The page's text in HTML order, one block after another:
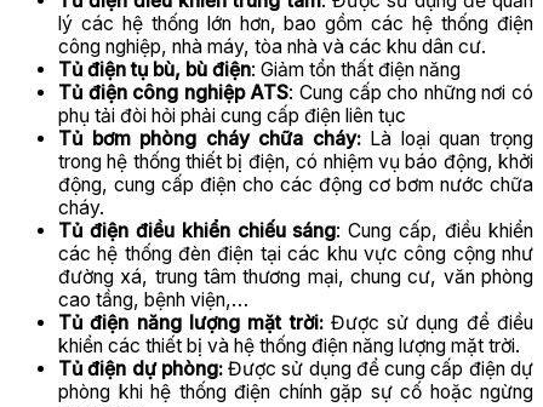
lý các hệ thống lớn hơn, bao gồm các hệ thống điện
công nghiệp, nhà máy, tòa nhà và các khu dân cư.
Tủ điện tụ bù, bù điện: Giảm tổn thất điện năng
Tủ điện công nghiệp ATS: Cung cấp cho những nơi có
phụ tải đòi hỏi phải cung cấp điện liên tục
Tủ bơm phòng cháy chữa cháy:Là loại quan trọng
trong hệ thống thiết bị điện, có nhiệm vụ báo động, khởi
động, cung cấp điện cho các động cơ bơm nước chữa
cháy.
Tủ điện điều khiển chiếu sáng: Cung cấp, điều khiển
các hệ thống đèn điện tại các khu vực công cộng như
đường xá, trung tâm thương mại, chung cư, văn phòng
cao tầng, bệnh viện,…
Tủ điện năng lượng mặt trời:Được sử dụng để điều
khiển các thiết bị và hệ thống điện năng lượng mặt trời.
Tủ điện dự phòng:Được sử dụng để cung cấp điện dự
phòng khi hệ thống điện chính gặp sự cố hoặc ngừng